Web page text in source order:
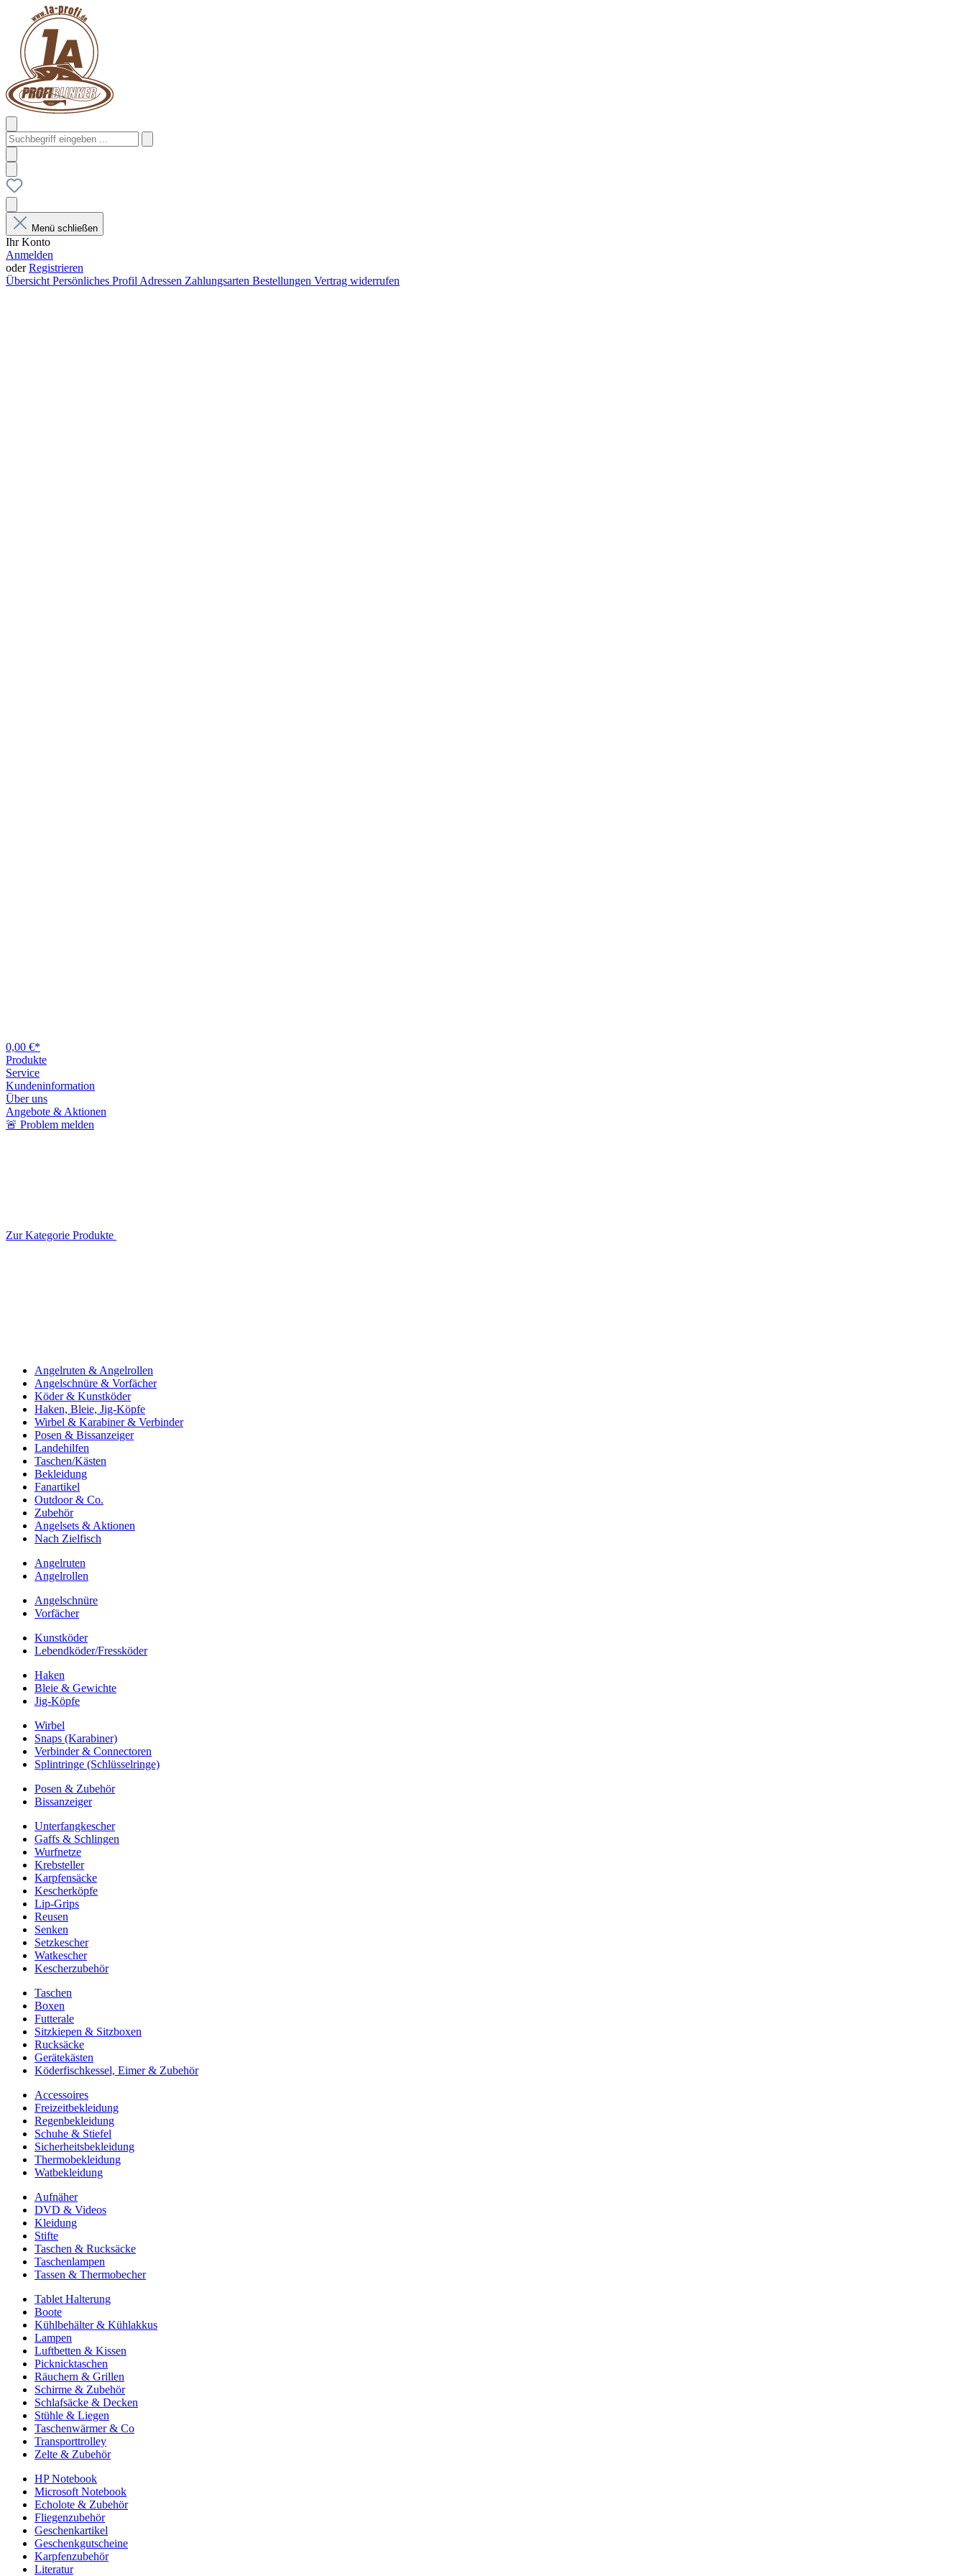
Menü schließen
Ihr Konto
Anmelden
oderRegistrieren
Übersicht Persönliches Profil Adressen Zahlungsarten Bestellungen Vertrag widerrufen
0,00 €*
Produkte
Service
Kundeninformation
Über uns
Angebote & Aktionen
🚨 Problem melden
Zur Kategorie Produkte
Angelruten & Angelrollen
Angelschnüre & Vorfächer
Köder & Kunstköder
Haken, Bleie, Jig-Köpfe
Wirbel & Karabiner & Verbinder
Posen & Bissanzeiger
Landehilfen
Taschen/Kästen
Bekleidung
Fanartikel
Outdoor & Co.
Zubehör
Angelsets & Aktionen
Nach Zielfisch
Angelruten
Angelrollen
Angelschnüre
Vorfächer
Kunstköder
Lebendköder/Fressköder
Haken
Bleie & Gewichte
Jig-Köpfe
Wirbel
Snaps (Karabiner)
Verbinder & Connectoren
Splintringe (Schlüsselringe)
Posen & Zubehör
Bissanzeiger
Unterfangkescher
Gaffs & Schlingen
Wurfnetze
Krebsteller
Karpfensäcke
Kescherköpfe
Lip-Grips
Reusen
Senken
Setzkescher
Watkescher
Kescherzubehör
Taschen
Boxen
Futterale
Sitzkiepen & Sitzboxen
Rucksäcke
Gerätekästen
Köderfischkessel, Eimer & Zubehör
Accessoires
Freizeitbekleidung
Regenbekleidung
Schuhe & Stiefel
Sicherheitsbekleidung
Thermobekleidung
Watbekleidung
Aufnäher
DVD & Videos
Kleidung
Stifte
Taschen & Rucksäcke
Taschenlampen
Tassen & Thermobecher
Tablet Halterung
Boote
Kühlbehälter & Kühlakkus
Lampen
Luftbetten & Kissen
Picknicktaschen
Räuchern & Grillen
Schirme & Zubehör
Schlafsäcke & Decken
Stühle & Liegen
Taschenwärmer & Co
Transporttrolley
Zelte & Zubehör
HP Notebook
Microsoft Notebook
Echolote & Zubehör
Fliegenzubehör
Geschenkartikel
Geschenkgutscheine
Karpfenzubehör
Literatur